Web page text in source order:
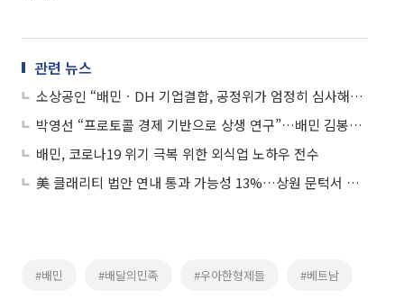
관련 뉴스
소상공인 “배민ㆍDH 기업결합, 공정위가 엄정히 심사해야”
박영선 “프로토콜 경제 기반으로 상생 연구”…배민 김봉진 대표에 조언
배민, 코로나19 위기 극복 위한 외식업 노하우 전수
美 클래리티 법안 연내 통과 가능성 13%…상원 문턱서 제동
#배민 #배달의민족 #우아한형제들 #베트남